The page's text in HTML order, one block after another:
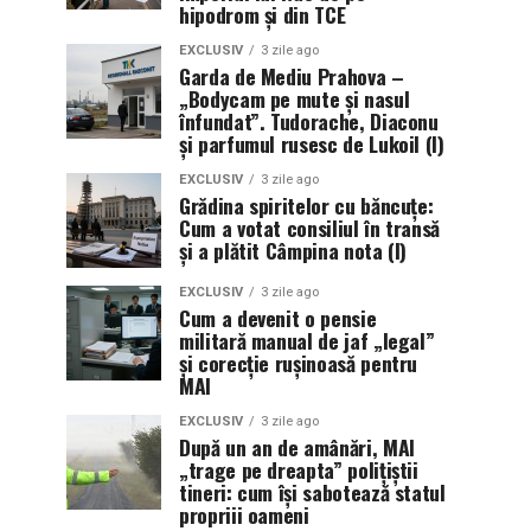
hipodrom și din TCE
EXCLUSIV 3 zile ago
Garda de Mediu Prahova –
„Bodycam pe mute și nasul
înfundat”. Tudorache, Diaconu
și parfumul rusesc de Lukoil (I)
EXCLUSIV 3 zile ago
Grădina spiritelor cu băncuțe:
Cum a votat consiliul în transă
și a plătit Câmpina nota (I)
EXCLUSIV 3 zile ago
Cum a devenit o pensie
militară manual de jaf „legal”
și corecție rușinoasă pentru
MAI
EXCLUSIV 3 zile ago
După un an de amânări, MAI
„trage pe dreapta” polițiștii
tineri: cum își sabotează statul
propriii oameni